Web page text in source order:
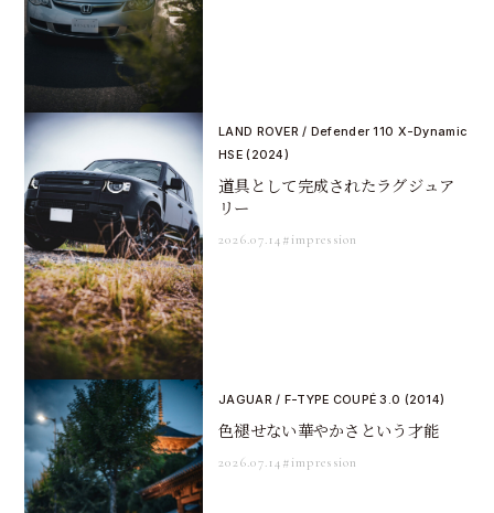
LAND ROVER / Defender 110 X-Dynamic
HSE (2024)
道具として完成されたラグジュア
リー
2026.07.14#impression
JAGUAR / F-TYPE COUPÉ 3.0 (2014)
色褪せない華やかさという才能
2026.07.14#impression